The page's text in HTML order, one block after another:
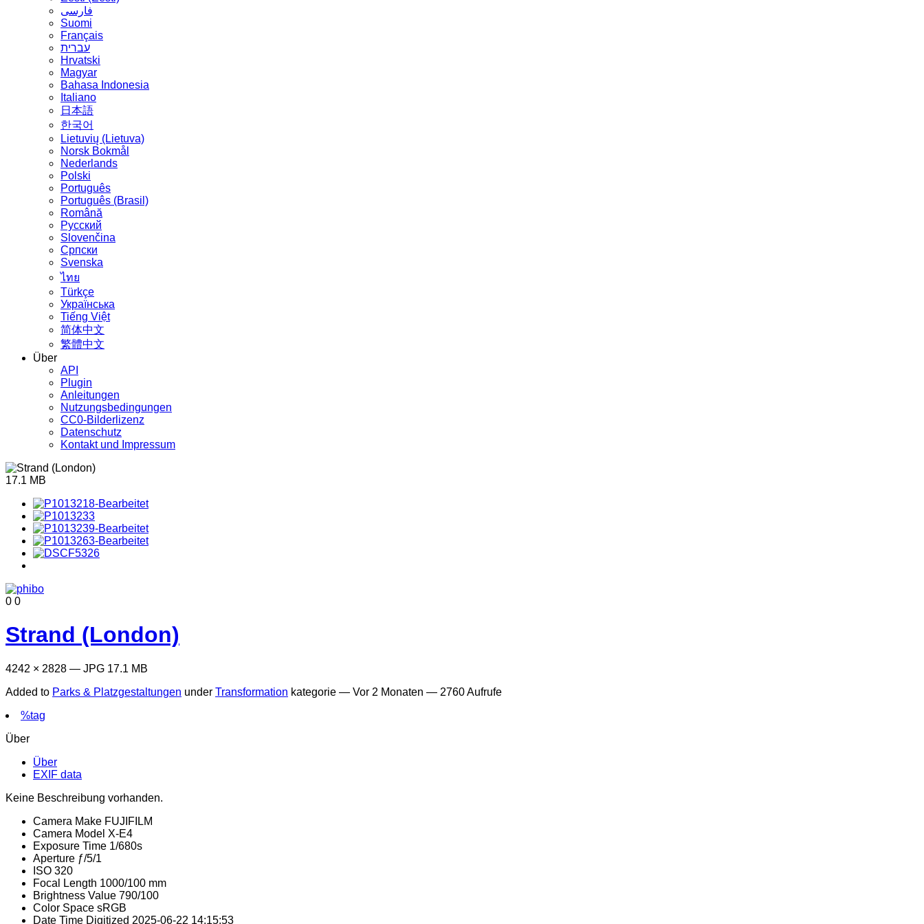
فارسی
Suomi
Français
עברית
Hrvatski
Magyar
Bahasa Indonesia
Italiano
日本語
한국어
Lietuvių (Lietuva)
‪Norsk Bokmål‬
Nederlands
Polski
Português
Português (Brasil)
Română
Русский
Slovenčina
Српски
Svenska
ไทย
Türkçe
Українська
Tiếng Việt
简体中文
繁體中文
Über
API
Plugin
Anleitungen
Nutzungsbedingungen
CC0-Bilderlizenz
Datenschutz
Kontakt und Impressum
17.1 MB
0 0
Strand (London)
4242 × 2828 — JPG 17.1 MB
Added to Parks & Platzgestaltungen under Transformation kategorie — Vor 2 Monaten — 2760 Aufrufe
%tag
Über
Über
EXIF data
Keine Beschreibung vorhanden.
Camera Make FUJIFILM
Camera Model X-E4
Exposure Time 1/680s
Aperture ƒ/5/1
ISO 320
Focal Length 1000/100 mm
Brightness Value 790/100
Color Space sRGB
Date Time Digitized 2025-06-22 14:15:53